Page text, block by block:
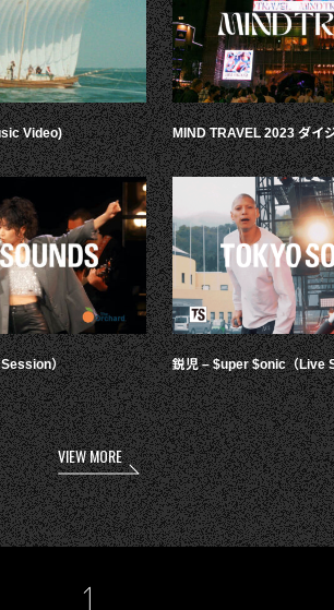
Video)
）
MIND TRAVEL 2023 ダイ
鋭児 – $uper $onic（Live
VIEW MORE